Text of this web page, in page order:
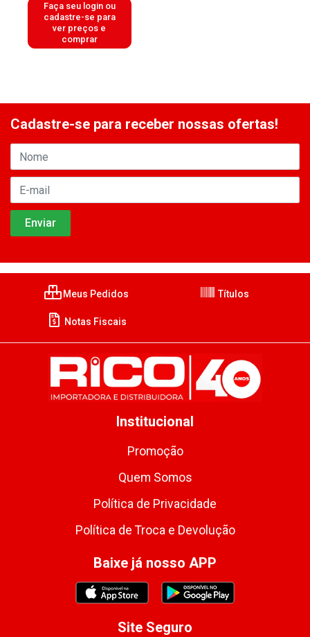
Faça seu login ou
cadastre-se para
ver preços e
comprar
Cadastre-se para receber nossas ofertas!
Meus Pedidos Títulos
Notas Fiscais
Institucional
Promoção
Quem Somos
Política de Privacidade
Política de Troca e Devolução
Baixe já nosso APP
Site Seguro